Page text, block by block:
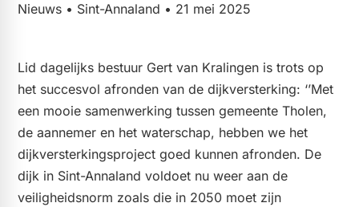
Nieuws • Sint-Annaland • 21 mei 2025
Lid dagelijks bestuur Gert van Kralingen is trots op
het succesvol afronden van de dijkversterking: ‘’Met
een mooie samenwerking tussen gemeente Tholen,
de aannemer en het waterschap, hebben we het
dijkversterkingsproject goed kunnen afronden. De
dijk in Sint-Annaland voldoet nu weer aan de
veiligheidsnorm zoals die in 2050 moet zijn